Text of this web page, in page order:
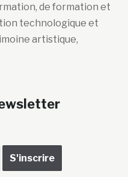
de formation et
technologique et
artistique,